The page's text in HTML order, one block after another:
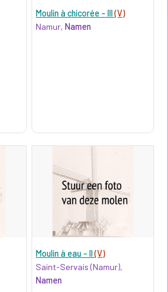
Moulin à chicorée - III(V)
Namur,Namen
Moulin à eau - II(V)
Saint-Servais (Namur),
Namen